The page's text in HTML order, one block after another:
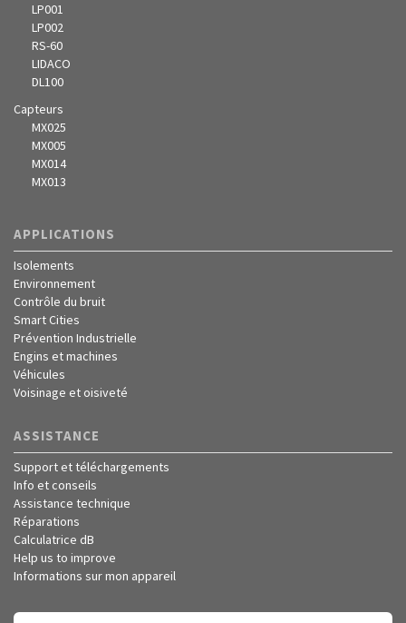
LP001
LP002
RS-60
LIDACO
DL100
Capteurs
MX025
MX005
MX014
MX013
APPLICATIONS
Isolements
Environnement
Contrôle du bruit
Smart Cities
Prévention Industrielle
Engins et machines
Véhicules
Voisinage et oisiveté
ASSISTANCE
Support et téléchargements
Info et conseils
Assistance technique
Réparations
Calculatrice dB
Help us to improve
Informations sur mon appareil